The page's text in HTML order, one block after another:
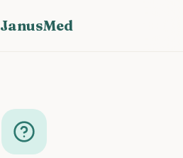
JanusMed